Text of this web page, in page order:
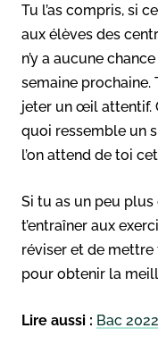
Tu l’as compris, si
aux élèves des
n’y a aucune
semaine prochaine.
jeter un œil attentif.
quoi ressemble un
l’on attend de toi
Si tu as un peu
t’entraîner aux
réviser et de
pour obtenir la
Lire aussi : Bac